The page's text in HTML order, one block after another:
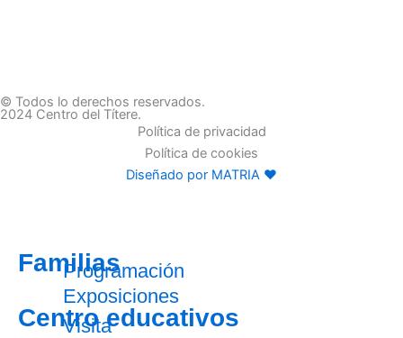
© Todos lo derechos reservados.
2024 Centro del Títere.
Política de privacidad
Política de cookies
Diseñado por MATRIA ♥
Familias
Programación
Exposiciones
Centro educativos
Visita